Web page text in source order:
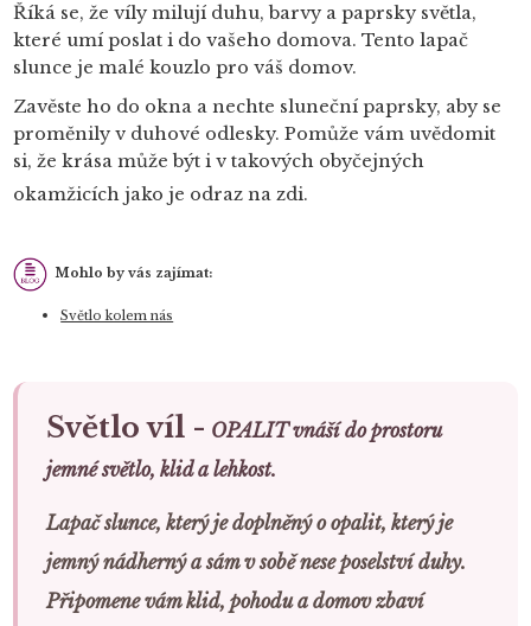
Říká se, že víly milují duhu, barvy a paprsky světla,
které umí poslat i do vašeho domova. Tento lapač
slunce je malé kouzlo pro váš domov.
Zavěste ho do okna a nechte sluneční paprsky, aby se
proměnily v duhové odlesky. Pomůže vám uvědomit
si, že krása může být i v takových obyčejných
okamžicích jako je odraz na zdi.
Mohlo by vás zajímat:
Světlo kolem nás
Světlo víl - OPALIT vnáší do prostoru
jemné světlo, klid a lehkost.
Lapač slunce, který je doplněný o opalit, který je
jemný nádherný a sám v sobě nese poselství duhy.
Připomene vám klid, pohodu a domov zbaví